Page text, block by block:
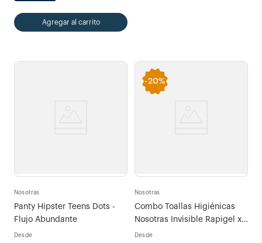
Agregar al carrito
Nosotras
Panty Hipster Teens Dots -
Flujo Abundante
Desde
-20%
Nosotras
Combo Toallas Higiénicas
Nosotras Invisible Rapigel x
80 und
Desde